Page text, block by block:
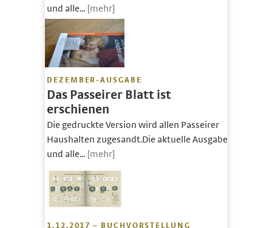
und alle... [mehr]
DEZEMBER-AUSGABE
Das Passeirer Blatt ist
erschienen
Die gedruckte Version wird allen Passeirer
Haushalten zugesandt.Die aktuelle Ausgabe
und alle... [mehr]
1.12.2017 – BUCHVORSTELLUNG